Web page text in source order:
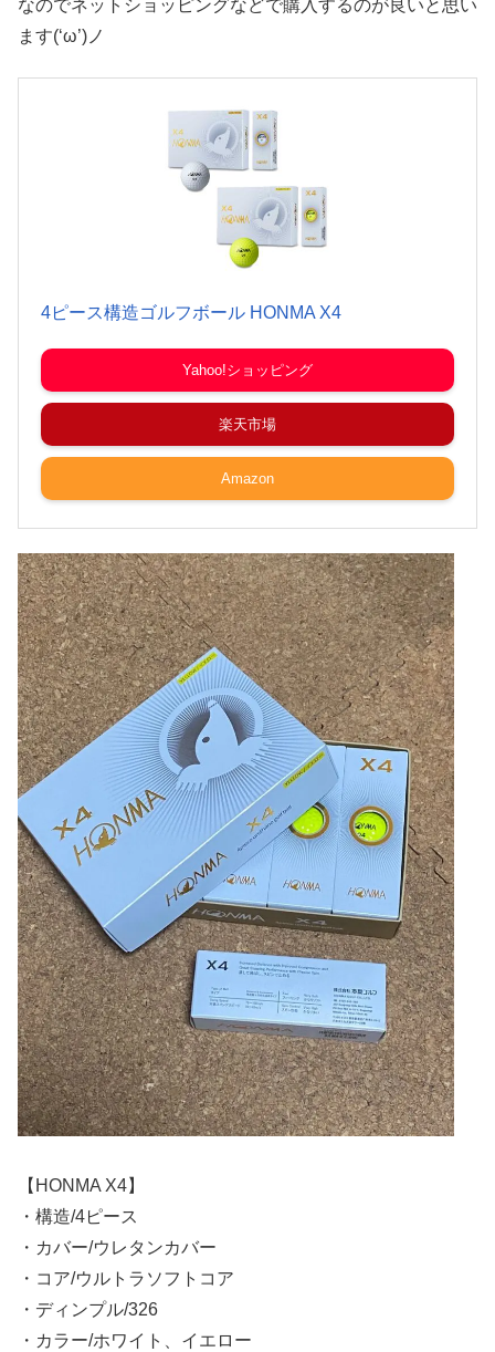
なのでネットショッピングなどで購入するのが良いと思い
ます(‘ω’)ノ
4ピース構造ゴルフボール HONMA X4
Yahoo!ショッピング
楽天市場
Amazon
【HONMA X4】
・構造/4ピース
・カバー/ウレタンカバー
・コア/ウルトラソフトコア
・ディンプル/326
・カラー/ホワイト、イエロー